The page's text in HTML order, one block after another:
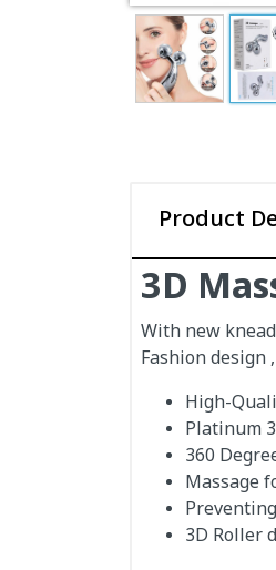
Product
3D
With new
Fashion design
High-
Platinum
360
Massage
3D Roller